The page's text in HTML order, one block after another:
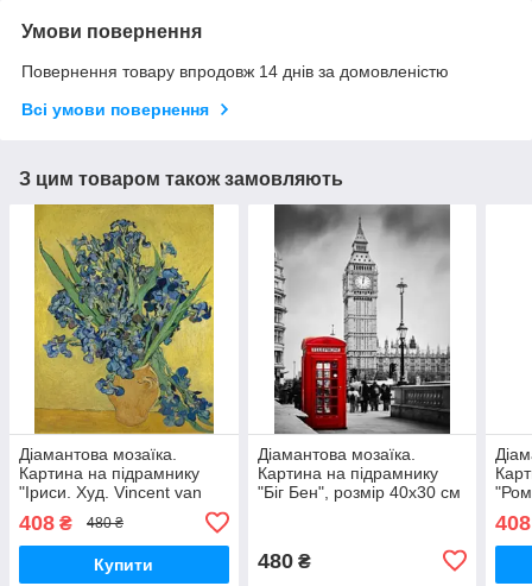
Умови повернення
Повернення товару впродовж 14 днів за домовленістю
Всі умови повернення
З цим товаром також замовляють
Діамантова мозаїка.
Картина на підрамнику
"Іриси. Худ. Vincent van
408 ₴ 480 ₴
Купити
Діамантова мозаїка.
Картина на підрамнику
"Біг Бен", розмір 40х30 см
480₴
408